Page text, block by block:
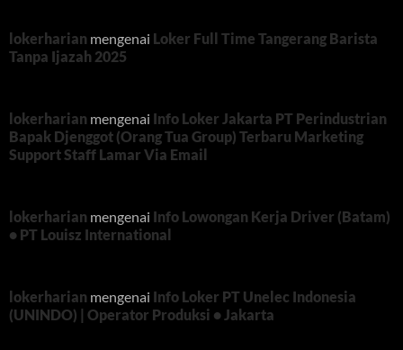
lokerharian mengenai Loker Full Time Tangerang Barista
Tanpa Ijazah 2025
lokerharian mengenai Info Loker Jakarta PT Perindustrian
Bapak Djenggot (Orang Tua Group) Terbaru Marketing
Support Staff Lamar Via Email
lokerharian mengenai Info Lowongan Kerja Driver (Batam)
• PT Louisz International
lokerharian mengenai Info Loker PT Unelec Indonesia
(UNINDO) | Operator Produksi • Jakarta